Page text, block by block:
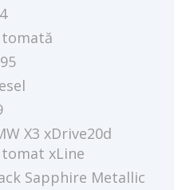
X3 xDrive20d
xLine
Sapphire Metallic